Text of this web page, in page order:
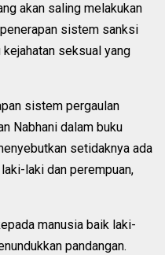
akan saling melakukan
penerapan sistem sanksi
seksual yang
sistem pergaulan
Nabhani dalam buku
setidaknya ada
laki dan perempuan,
manusia baik laki-
pandangan.